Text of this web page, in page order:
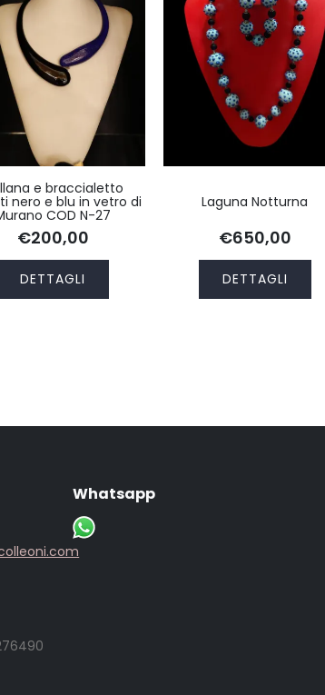
e braccialetto
nero e blu in vetro di
COD N-27
€200,00
DETTAGLI
Laguna Notturna
€650,00
DETTAGLI
Whatsapp